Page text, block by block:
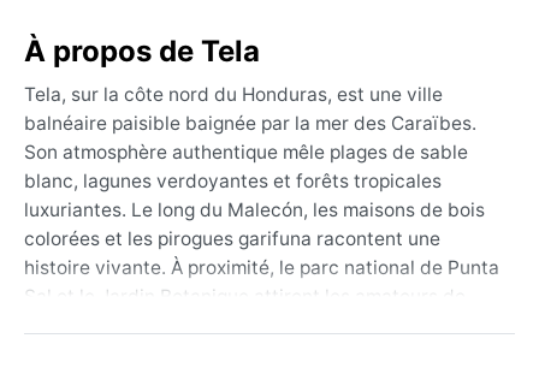
À propos de Tela
Tela, sur la côte nord du Honduras, est une ville
balnéaire paisible baignée par la mer des Caraïbes.
Son atmosphère authentique mêle plages de sable
blanc, lagunes verdoyantes et forêts tropicales
luxuriantes. Le long du Malecón, les maisons de bois
colorées et les pirogues garifuna racontent une
histoire vivante. À proximité, le parc national de Punta
Sal et le Jardin Botanique attirent les amateurs de